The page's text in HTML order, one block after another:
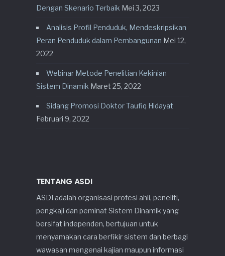
Dengan Skenario Terbaik Mei 3, 2023
Analisis Profil Penduduk, Mendeskripsikan
Peran Penduduk dalam Pembangunan Mei 12,
2022
Webinar Metode Penelitian Kekinian
Sistem Dinamik Maret 25, 2022
Sidang Promosi Doktor Taufiq Hidayat
Februari 9, 2022
TENTANG ASDI
ASDI adalah organisasi profesi ahli, peneliti,
pengkaji dan peminat Sistem Dinamik yang
bersifat independen, bertujuan untuk
menyamakan cara berfikir sistem dan berbagi
wawasan mengenai kajian maupun informasi